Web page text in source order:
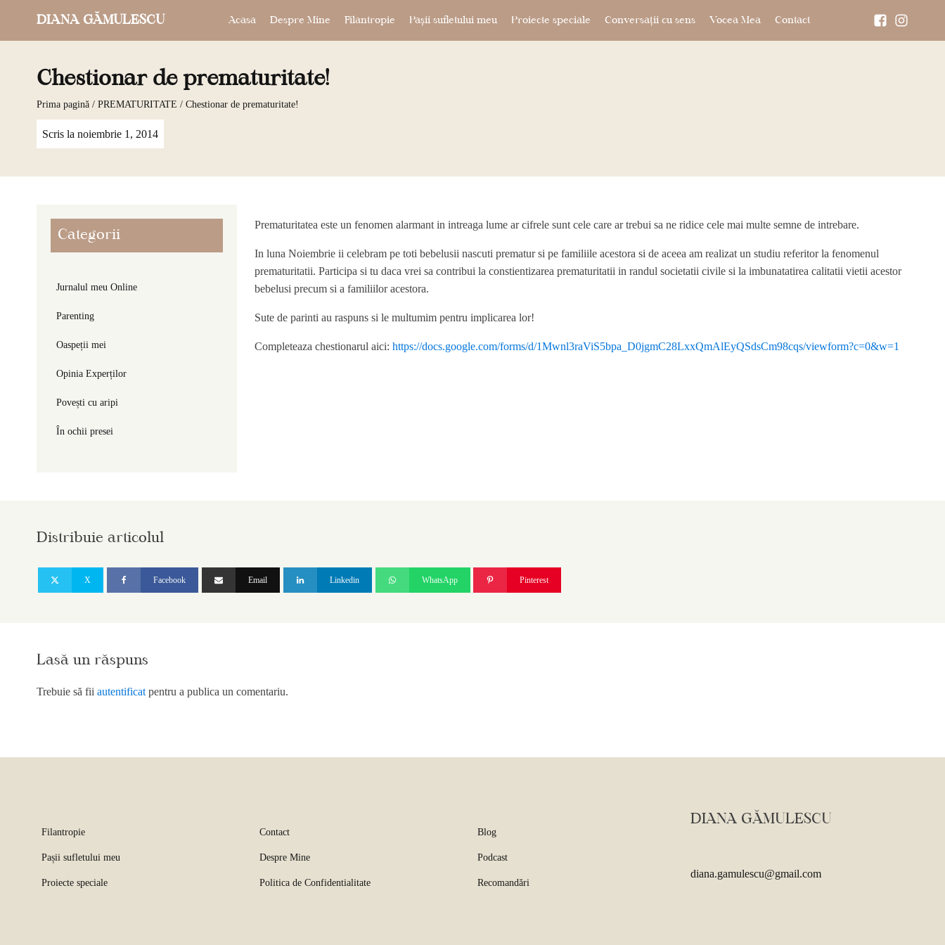
DIANA GĂMULESCU Acasa Despre Mine Filantropie Pașii sufletului meu Proiecte speciale Conversații cu sens Vocea Mea Contact
Chestionar de prematuritate!
Prima pagină / PREMATURITATE / Chestionar de prematuritate!
Scris la noiembrie 1, 2014
Categorii
Jurnalul meu Online
Parenting
Oaspeții mei
Opinia Experților
Povești cu aripi
În ochii presei
Prematuritatea este un fenomen alarmant in intreaga lume ar cifrele sunt cele care ar trebui sa ne ridice cele mai multe semne de intrebare.
In luna Noiembrie ii celebram pe toti bebelusii nascuti prematur si pe familiile acestora si de aceea am realizat un studiu referitor la fenomenul
prematuritatii. Participa si tu daca vrei sa contribui la constientizarea prematuritatii in randul societatii civile si la imbunatatirea calitatii vietii acestor
bebelusi precum si a familiilor acestora.
Sute de parinti au raspuns si le multumim pentru implicarea lor!
Completeaza chestionarul aici: https://docs.google.com/forms/d/1Mwnl3raViS5bpa_D0jgmC28LxxQmAlEyQSdsCm98cqs/viewform?c=0&w=1
Distribuie articolul
X Facebook Email Linkedin WhatsApp Pinterest
Lasă un răspuns
Trebuie să fii autentificat pentru a publica un comentariu.
Filantropie
Pașii sufletului meu
Proiecte speciale
Contact
Despre Mine
Politica de Confidentialitate
Blog
Podcast
Recomandări
DIANA GĂMULESCU
diana.gamulescu@gmail.com